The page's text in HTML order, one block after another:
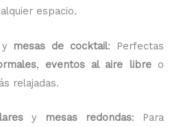
espacio.
mesas de cocktail: Perfectas
, eventos al aire libreo
relajadas.
y mesas redondas: Para